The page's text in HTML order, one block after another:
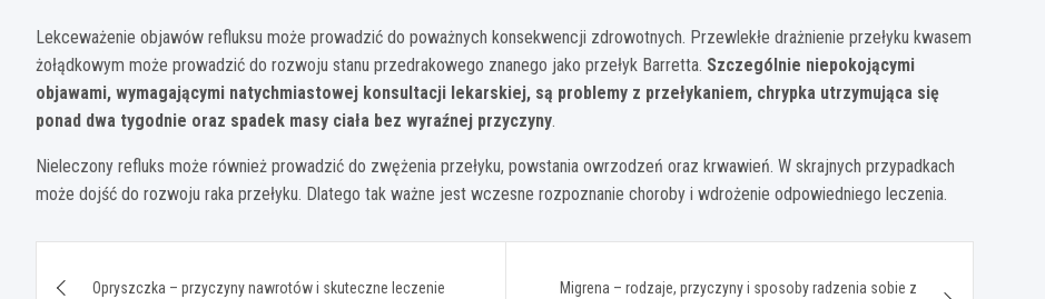
Lekceważenie objawów refluksu może prowadzić do poważnych konsekwencji zdrowotnych. Przewlekłe drażnienie przełyku kwasem
żołądkowym może prowadzić do rozwoju stanu przedrakowego znanego jako przełyk Barretta. Szczególnie niepokojącymi
objawami, wymagającymi natychmiastowej konsultacji lekarskiej, są problemy z przełykaniem, chrypka utrzymująca się
ponad dwa tygodnie oraz spadek masy ciała bez wyraźnej przyczyny.
Nieleczony refluks może również prowadzić do zwężenia przełyku, powstania owrzodzeń oraz krwawień. W skrajnych przypadkach
może dojść do rozwoju raka przełyku. Dlatego tak ważne jest wczesne rozpoznanie choroby i wdrożenie odpowiedniego leczenia.
Opryszczka – przyczyny nawrotów i skuteczne leczenie Migrena – rodzaje, przyczyny i sposoby radzenia sobie z